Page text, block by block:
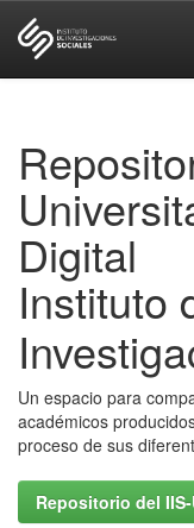
Digital
Instituto
Un espacio para
académicos
proceso de sus
Repositorio del IIS-